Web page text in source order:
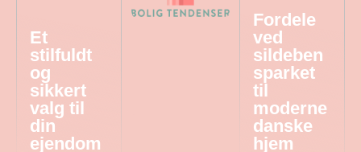
Et
stilfuldt
og
sikkert
valg til
din
ejendom
Fordele
ved
sildeben
sparket
til
moderne
danske
hjem